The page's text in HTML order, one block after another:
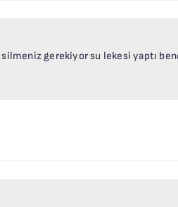
gerekiyor su lekesi yaptı